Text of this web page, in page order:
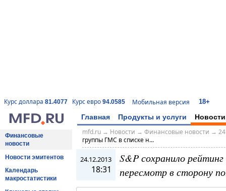
Курс доллара 81.4077 Курс евро 94.0585 Мобильная версия 18+
Главная Продукты и услуги Новости
Финансовые
новости
Новости эмитентов
Календарь
макростатистики
mfd.ru→ Новости → Финансовые новости →
группы ГМС в списке н...
24.12.2013
18:31
S&P сохранило
пересмотр в сторону